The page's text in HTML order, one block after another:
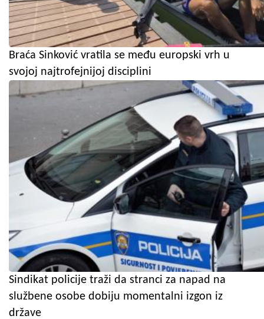
Braća Sinković vratila se među europski vrh u
svojoj najtrofejnijoj disciplini
Sindikat policije traži da stranci za napad na
službene osobe dobiju momentalni izgon iz
države